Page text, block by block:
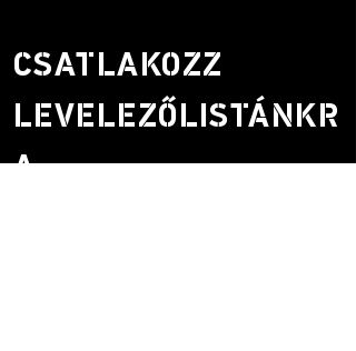
CSATLAKOZZ
LEVELEZŐLISTÁNKR
A.